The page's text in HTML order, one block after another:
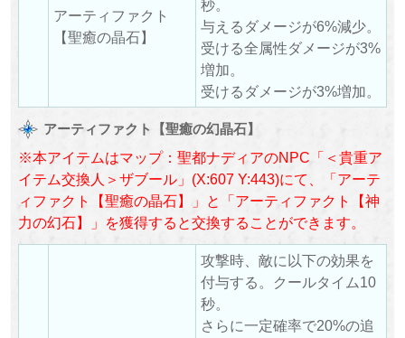
アーティファクト
【聖癒の晶石】
秒。
与えるダメージが6%減少。
受ける全属性ダメージが3%
増加。
受けるダメージが3%増加。
アーティファクト【聖癒の幻晶石】
※本アイテムはマップ：聖都ナディアのNPC「＜貴重ア
イテム交換人＞ザブール」(X:607 Y:443)にて、「アーテ
ィファクト【聖癒の晶石】」と「アーティファクト【神
力の幻石】」を獲得すると交換することができます。
攻撃時、敵に以下の効果を
付与する。クールタイム10
秒。
さらに一定確率で20%の追